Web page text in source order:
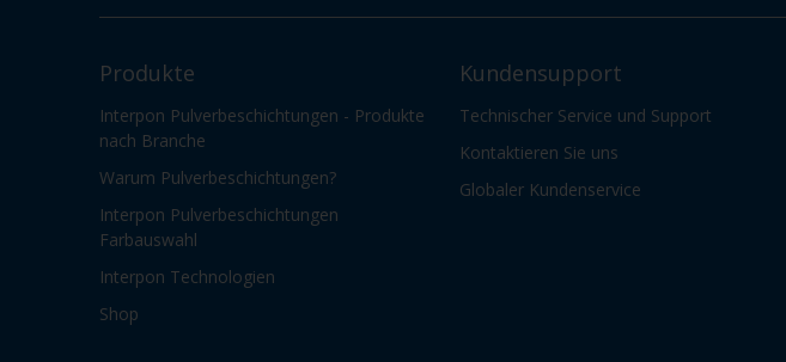
Produkte
Interpon Pulverbeschichtungen - Produkte
nach Branche
Warum Pulverbeschichtungen?
Interpon Pulverbeschichtungen
Farbauswahl
Interpon Technologien
Shop
Kundensupport
Technischer Service und Support
Kontaktieren Sie uns
Globaler Kundenservice